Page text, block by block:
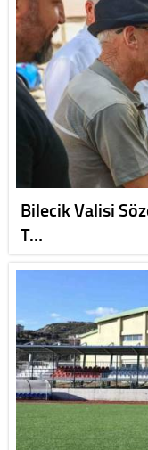
Bilecik Valisi
T…